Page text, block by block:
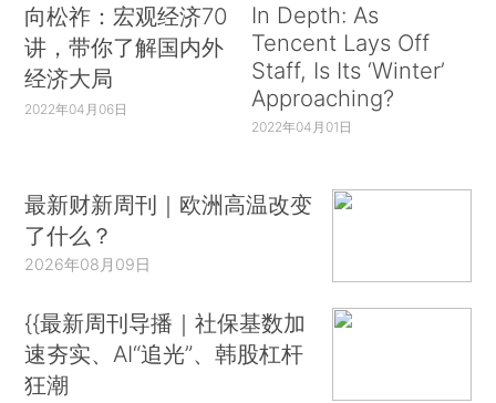
向松祚：宏观经济70
讲，带你了解国内外
经济大局
2022年04月06日
In Depth: As
Tencent Lays Off
Staff, Is Its ‘Winter’
Approaching?
2022年04月01日
最新财新周刊｜欧洲高温改变
了什么？
2026年08月09日
{{最新周刊导播｜社保基数加
速夯实、AI“追光”、韩股杠杆
狂潮